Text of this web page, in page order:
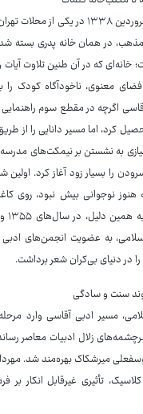
محمدرضا آقاسی در ۲۴ فروردین
مذهب، در همان خانه پدری بسته
خانه‌ای که در آن طنین تلاوت
معنوی، ناخودآگاه کودک
اگرچه در مقطع سوم
کرد، اما مسیر دانایی را از
به نشستن بر نیمکت‌های مدرسه
را بسیار زود آغاز کرد.
زمانی که هنوز نوجوانی بیش نبود،
اسلامی، به عضویت انجمن‌های
در دنیای بی‌کران شعر برداشت.
سنت و سادگی
مسیر ادبی آقاسی وارد
زلال ادبیات معاصر
میرشکاک بهره‌مند شد.
تأثیری غیرقابل انکار بر